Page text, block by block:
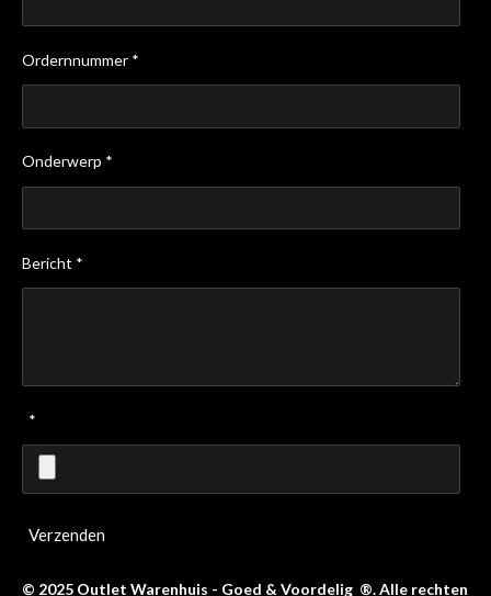
Ordernnummer *
Onderwerp *
Bericht *
*
Verzenden
© 2025 Outlet Warenhuis - Goed & Voordelig ®. Alle rechten